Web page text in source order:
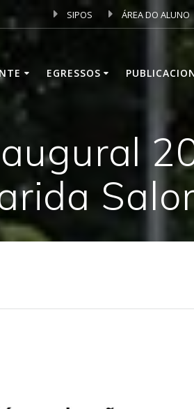
SIPOS ÁREA DO ALUNO
EGRESSOS